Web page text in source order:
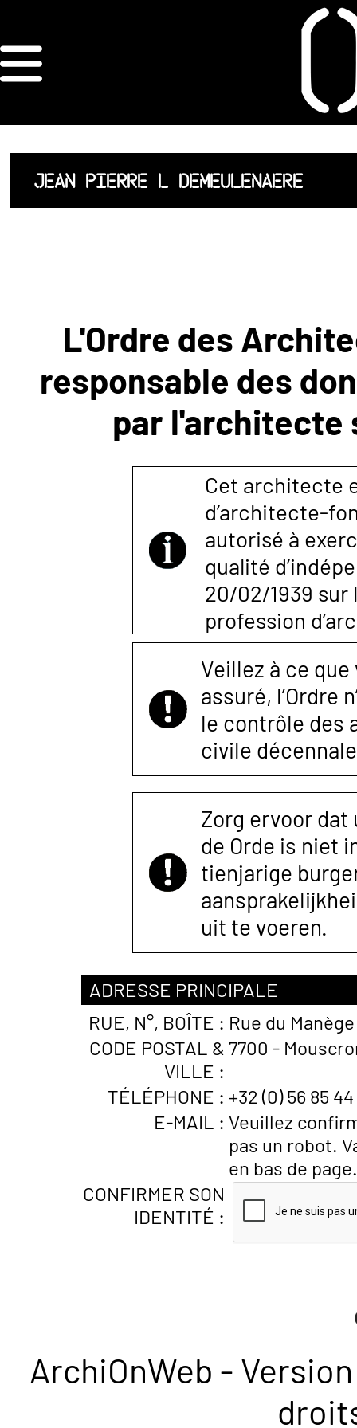
ORDRE DES
ARCHITECTES
ACCUEIL
LISTE DES
ANNEXE 4 CODT
CONTACTER
JEAN PIERRE L DEMEULENAERE
L'Ordre des
responsable des
par l'architecte
Cet architecte
d’architecte-
autorisé à
qualité
20/02/1939
profession
Veillez à ce
assuré, l’Ordre
le contrôle des
civile
Zorg ervoor
de Orde is niet
tienjarige
uit te voeren.
ADRESSE PRINCIPALE
RUE, N°, BOÎTE : Rue du
CODE POSTAL &
VILLE :
7700 -
TÉLÉPHONE : +32 (0) 56 85
E-MAIL : Veuillez
pas un robot.
en bas de page.
CONFIRMER SON
IDENTITÉ :
ArchiOnWeb -